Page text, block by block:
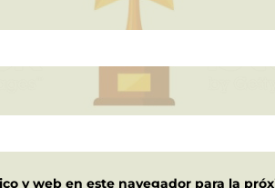
y web en este navegador para la